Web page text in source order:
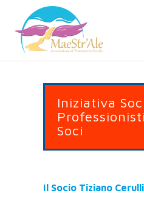
Iniziativa
Soci
Il Socio Tiziano